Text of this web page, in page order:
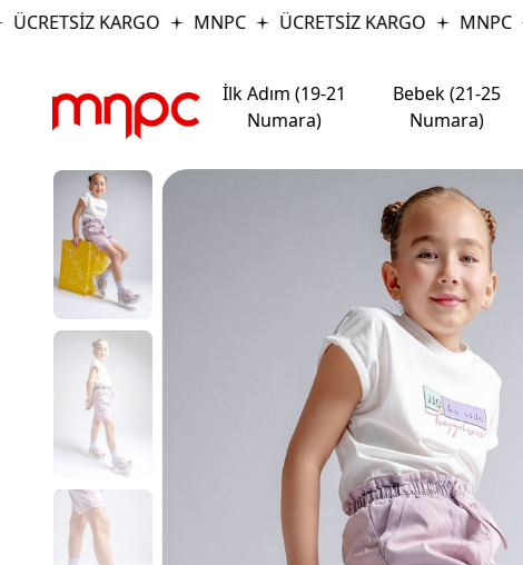
KARGO MNPC ÜCRETSİZ KARGO MNPC
İlk Adım (19-21
Numara)
Bebek (21-25
Numara)